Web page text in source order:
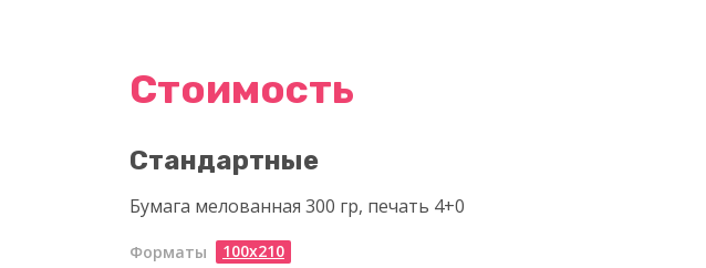
Стоимость
Стандартные
Бумага мелованная 300 гр, печать 4+0
Форматы 100х210